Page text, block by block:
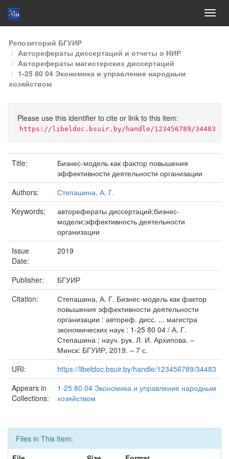
Skip
navigation
Репозиторий БГУИР
Авторефераты диссертаций и отчеты о НИР
Авторефераты магистерских диссертаций
1-25 80 04 Экономика и управление народным
хозяйством
Please use this identifier to cite or link to this item:
https://libeldoc.bsuir.by/handle/123456789/34483
Title:
Бизнес-модель как фактор повышения
эффективности деятельности организации
Authors:
Степашина, А. Г.
Keywords:
авторефераты диссертаций;бизнес-
модели;эффективность деятельности
организации
Issue
Date:
2019
Publisher:
БГУИР
Citation:
Степашина, А. Г. Бизнес-модель как фактор
повышения эффективности деятельности
организации : автореф. дисс. ... магистра
экономических наук : 1-25 80 04 / А. Г.
Степашина ; науч. рук. Л. И. Архипова. –
Минск: БГУИР, 2019. – 7 с.
URI:
https://libeldoc.bsuir.by/handle/123456789/34483
Appears in
Collections:
1-25 80 04 Экономика и управление народным
хозяйством
Files in This Item: